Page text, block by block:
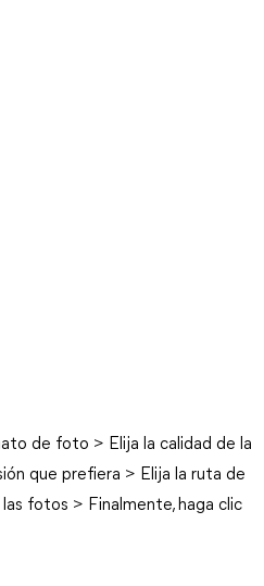
de foto > Elija la calidad de la
que prefiera > Elija la ruta de
fotos > Finalmente, haga clic